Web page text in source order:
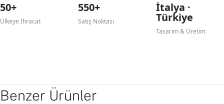
50+
Ülkeye İhracat
550+
Satış Noktası
İtalya ·
Türkiye
Tasarım & Üretim
Benzer Ürünler